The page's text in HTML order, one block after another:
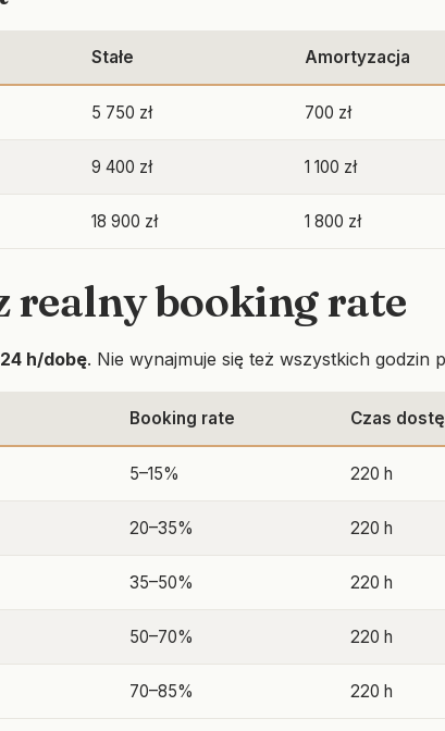
Stałe Amortyzacja
5 750 zł 700 zł
9 400 zł 1 100 zł
18 900 zł 1 800 zł
realny booking rate
h/dobę. Nie wynajmuje się też wszystkich godzin
Booking rate Czas
5–15% 220 h
20–35% 220 h
35–50% 220 h
50–70% 220 h
70–85% 220 h